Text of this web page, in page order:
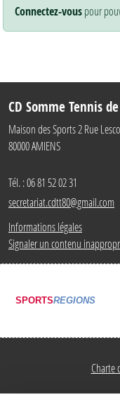
Connectez-vouspour
CD Somme Tennis
Maison des Sports 2 Rue
80000AMIENS
Tél. :06 81 52 02 31
secretariat.cdtt80@gmail.com
Informations légales
Signaler un contenu
SPORTSREGIONS
Charte